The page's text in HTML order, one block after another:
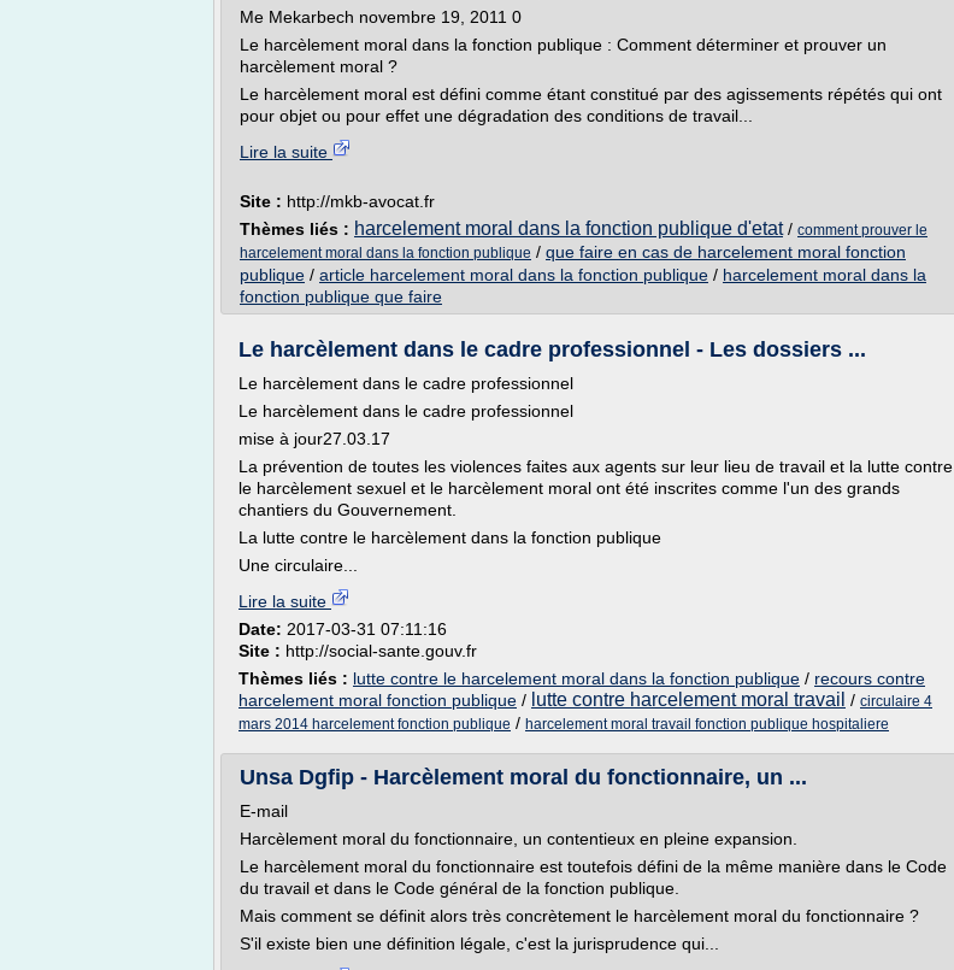
Me Mekarbech novembre 19, 2011 0
Le harcèlement moral dans la fonction publique : Comment déterminer et prouver un
harcèlement moral ?
Le harcèlement moral est défini comme étant constitué par des agissements répétés qui ont
pour objet ou pour effet une dégradation des conditions de travail...
Lire la suite
Site : http://mkb-avocat.fr
Thèmes liés : harcelement moral dans la fonction publique d'etat/ comment prouver le
harcelement moral dans la fonction publique / que faire en cas de harcelement moral fonction
publique / article harcelement moral dans la fonction publique / harcelement moral dans la
fonction publique que faire
Le harcèlement dans le cadre professionnel - Les dossiers ...
Le harcèlement dans le cadre professionnel
Le harcèlement dans le cadre professionnel
mise à jour27.03.17
La prévention de toutes les violences faites aux agents sur leur lieu de travail et la lutte contre
le harcèlement sexuel et le harcèlement moral ont été inscrites comme l'un des grands
chantiers du Gouvernement.
La lutte contre le harcèlement dans la fonction publique
Une circulaire...
Lire la suite
Date: 2017-03-31 07:11:16
Site : http://social-sante.gouv.fr
Thèmes liés : lutte contre le harcelement moral dans la fonction publique / recours contre
harcelement moral fonction publique / lutte contre harcelement moral travail / circulaire 4
mars 2014 harcelement fonction publique / harcelement moral travail fonction publique hospitaliere
Unsa Dgfip - Harcèlement moral du fonctionnaire, un ...
E-mail
Harcèlement moral du fonctionnaire, un contentieux en pleine expansion.
Le harcèlement moral du fonctionnaire est toutefois défini de la même manière dans le Code
du travail et dans le Code général de la fonction publique.
Mais comment se définit alors très concrètement le harcèlement moral du fonctionnaire ?
S'il existe bien une définition légale, c'est la jurisprudence qui...